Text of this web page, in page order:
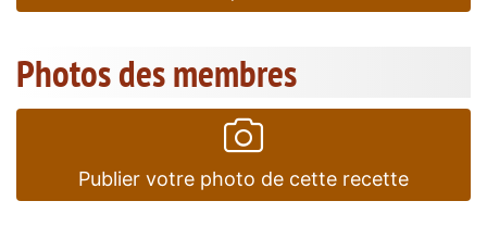
Photos des membres
Publier votre photo de cette recette